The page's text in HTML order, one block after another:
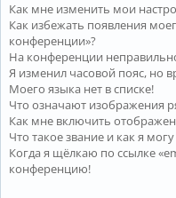
Как мне изменить мои
Как избежать появления
конференции»?
На конференции
Я изменил часовой пояс, но
Моего языка нет в списке!
Что означают изображения
Как мне включить
Что такое звание и как я
Когда я щёлкаю по ссылке
конференцию!